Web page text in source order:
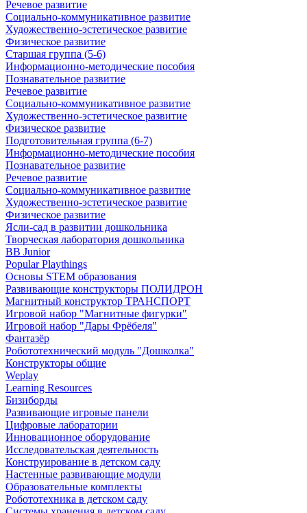
Речевое развитие
Социально-коммуникативное развитие
Художественно-эстетическое развитие
Физическое развитие
Старшая группа (5-6)
Информационно-методические пособия
Познавательное развитие
Речевое развитие
Социально-коммуникативное развитие
Художественно-эстетическое развитие
Физическое развитие
Подготовительная группа (6-7)
Информационно-методические пособия
Познавательное развитие
Речевое развитие
Социально-коммуникативное развитие
Художественно-эстетическое развитие
Физическое развитие
Ясли-сад в развитии дошкольника
Творческая лаборатория дошкольника
BB Junior
Popular Playthings
Основы STEM образования
Развивающие конструкторы ПОЛИДРОН
Магнитный конструктор ТРАНСПОРТ
Игровой набор "Магнитные фигурки"
Игровой набор "Дары Фрёбеля"
Фантазёр
Робототехнический модуль "Дошколка"
Конструкторы общие
Weplay
Learning Resources
Бизиборды
Развивающие игровые панели
Цифровые лаборатории
Инновационное оборудование
Исследовательская деятельность
Конструирование в детском саду
Настенные развивающие модули
Образовательные комплекты
Робототехника в детском саду